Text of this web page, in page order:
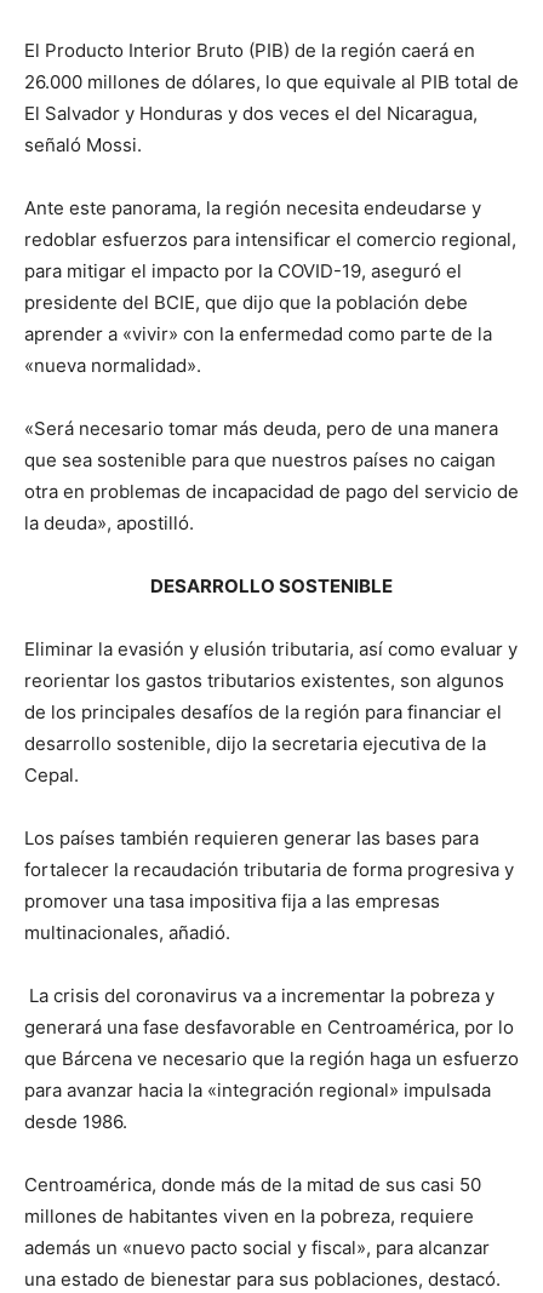
El Producto Interior Bruto (PIB) de la región caerá en
26.000 millones de dólares, lo que equivale al PIB total de
El Salvador y Honduras y dos veces el del Nicaragua,
señaló Mossi.
Ante este panorama, la región necesita endeudarse y
redoblar esfuerzos para intensificar el comercio regional,
para mitigar el impacto por la COVID-19, aseguró el
presidente del BCIE, que dijo que la población debe
aprender a «vivir» con la enfermedad como parte de la
«nueva normalidad».
«Será necesario tomar más deuda, pero de una manera
que sea sostenible para que nuestros países no caigan
otra en problemas de incapacidad de pago del servicio de
la deuda», apostilló.
DESARROLLO SOSTENIBLE
Eliminar la evasión y elusión tributaria, así como evaluar y
reorientar los gastos tributarios existentes, son algunos
de los principales desafíos de la región para financiar el
desarrollo sostenible, dijo la secretaria ejecutiva de la
Cepal.
Los países también requieren generar las bases para
fortalecer la recaudación tributaria de forma progresiva y
promover una tasa impositiva fija a las empresas
multinacionales, añadió.
La crisis del coronavirus va a incrementar la pobreza y
generará una fase desfavorable en Centroamérica, por lo
que Bárcena ve necesario que la región haga un esfuerzo
para avanzar hacia la «integración regional» impulsada
desde 1986.
Centroamérica, donde más de la mitad de sus casi 50
millones de habitantes viven en la pobreza, requiere
además un «nuevo pacto social y fiscal», para alcanzar
una estado de bienestar para sus poblaciones, destacó.